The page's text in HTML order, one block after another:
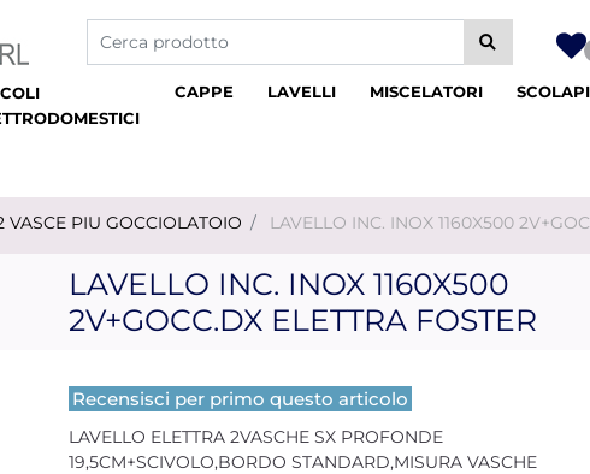
La modifica di un filtro aggiorna automaticamente gli
CAPPE LAVELLI MISCELATORI
VASCE PIU GOCCIOLATOIO LAVELLO INC. INOX 1160X500
LAVELLO INC. INOX 1160X500
2V+GOCC.DX ELETTRA FOSTER
Recensisci per primo questo articolo
LAVELLO ELETTRA 2VASCHE SX PROFONDE
19,5CM+SCIVOLO,BORDO STANDARD,MISURA VASCHE